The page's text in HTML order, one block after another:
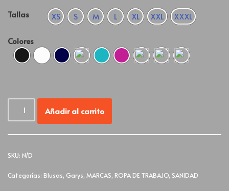
Tallas
XS S M L XL XXL XXXL
Colores
Añadir al carrito
SKU: N/D
Categorías: Blusas, Garys, MARCAS, ROPA DE TRABAJO, SANIDAD